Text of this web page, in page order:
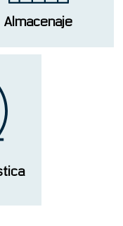
Almacenaje